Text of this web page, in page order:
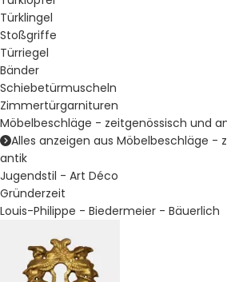
Türklingel
Stoßgriffe
Türriegel
Bänder
Schiebetürmuscheln
Zimmertürgarnituren
Möbelbeschläge - zeitgenössisch und
Alles anzeigen aus Möbelbeschläge -
antik
Jugendstil - Art Déco
Gründerzeit
Louis-Philippe - Biedermeier - Bäuerlich